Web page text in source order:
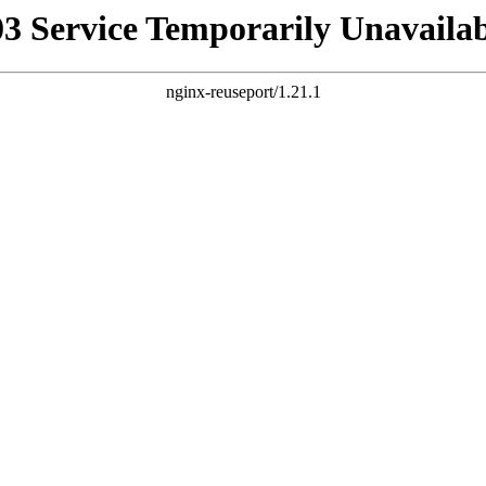
Service Temporarily
nginx-reuseport/1.21.1